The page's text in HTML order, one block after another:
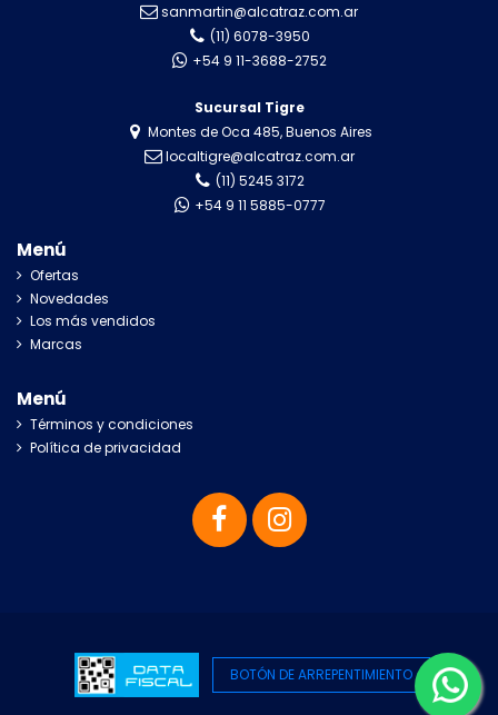
sanmartin@alcatraz.com.ar
(11) 6078-3950
+54 9 11-3688-2752
Sucursal Tigre
Montes de Oca 485, Buenos Aires
localtigre@alcatraz.com.ar
(11) 5245 3172
+54 9 11 5885-0777
Menú
Ofertas
Novedades
Los más vendidos
Marcas
Menú
Términos y condiciones
Política de privacidad
BOTÓN DE ARREPENTIMIENTO